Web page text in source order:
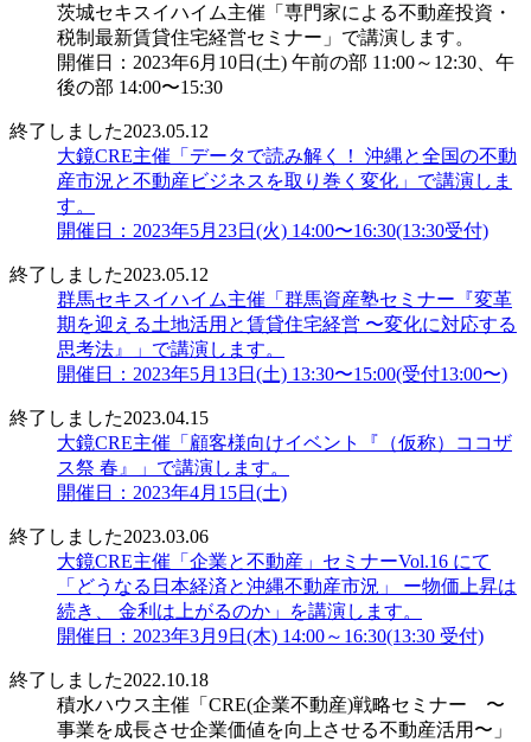
茨城セキスイハイム主催「専門家による不動産投資・
税制最新賃貸住宅経営セミナー」で講演します。
開催日：2023年6月10日(土) 午前の部 11:00～12:30、午
後の部 14:00〜15:30
終了しました2023.05.12
大鏡CRE主催「データで読み解く！ 沖縄と全国の不動
産市況と不動産ビジネスを取り巻く変化」で講演しま
す。
開催日：2023年5月23日(火) 14:00〜16:30(13:30受付)
終了しました2023.05.12
群馬セキスイハイム主催「群馬資産塾セミナー『変革
期を迎える土地活用と賃貸住宅経営 〜変化に対応する
思考法』」で講演します。
開催日：2023年5月13日(土) 13:30〜15:00(受付13:00〜)
終了しました2023.04.15
大鏡CRE主催「顧客様向けイベント『（仮称）ココザ
ス祭 春』」で講演します。
開催日：2023年4月15日(土)
終了しました2023.03.06
大鏡CRE主催「企業と不動産」セミナーVol.16 にて
「どうなる日本経済と沖縄不動産市況」 ー物価上昇は
続き、 金利は上がるのか」を講演します。
開催日：2023年3月9日(木) 14:00～16:30(13:30 受付)
終了しました2022.10.18
積水ハウス主催「CRE(企業不動産)戦略セミナー 〜
事業を成長させ企業価値を向上させる不動産活用〜」